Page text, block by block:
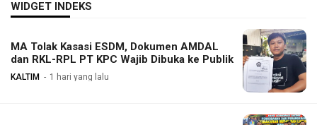
WIDGET INDEKS
MA Tolak Kasasi ESDM, Dokumen AMDAL
dan RKL-RPL PT KPC Wajib Dibuka ke Publik
KALTIM 1 hari yang lalu